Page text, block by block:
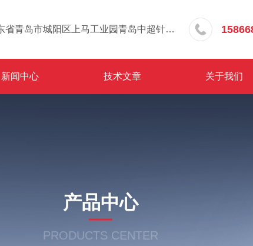
山东省青岛市城阳区上马工业园青岛中超针织有限公司院内东办公楼三层
新闻中心 技术文章 关于我们
产品中心
PRODUCTS CENTER